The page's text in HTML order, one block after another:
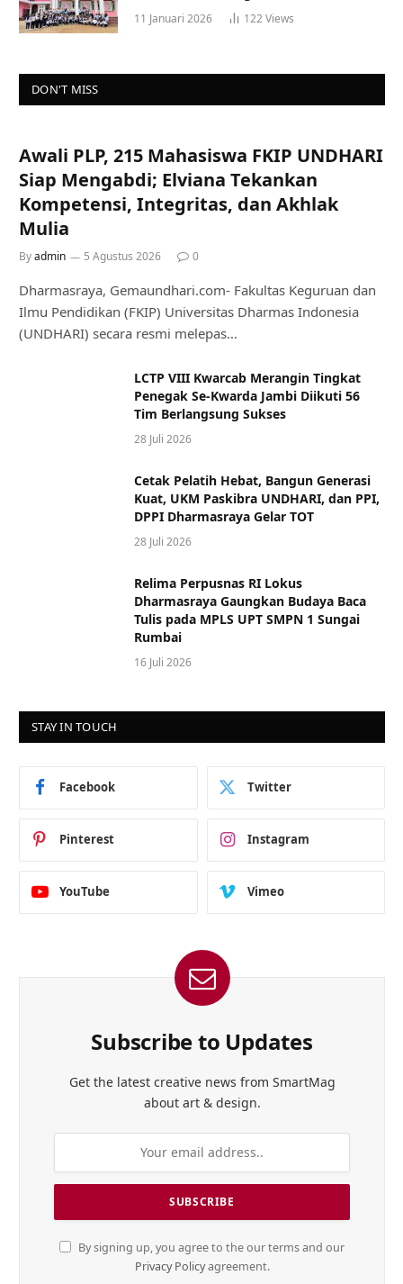
dan Gaya Hidup Sehat
11 Januari 2026 122Views
DON'T MISS
Awali PLP, 215 Mahasiswa FKIP UNDHARI
Siap Mengabdi; Elviana Tekankan
Kompetensi, Integritas, dan Akhlak
Mulia
Byadmin 5 Agustus 2026 0
Dharmasraya, Gemaundhari.com- Fakultas Keguruan dan
Ilmu Pendidikan (FKIP) Universitas Dharmas Indonesia
(UNDHARI) secara resmi melepas…
LCTP VIII Kwarcab Merangin Tingkat
Penegak Se-Kwarda Jambi Diikuti 56
Tim Berlangsung Sukses
28 Juli 2026
Cetak Pelatih Hebat, Bangun Generasi
Kuat, UKM Paskibra UNDHARI, dan PPI,
DPPI Dharmasraya Gelar TOT
28 Juli 2026
Relima Perpusnas RI Lokus
Dharmasraya Gaungkan Budaya Baca
Tulis pada MPLS UPT SMPN 1 Sungai
Rumbai
16 Juli 2026
STAY IN TOUCH
Facebook Twitter
Pinterest Instagram
YouTube Vimeo
Subscribe to Updates
Get the latest creative news from SmartMag
about art & design.
By signing up, you agree to the our terms and our
Privacy Policyagreement.